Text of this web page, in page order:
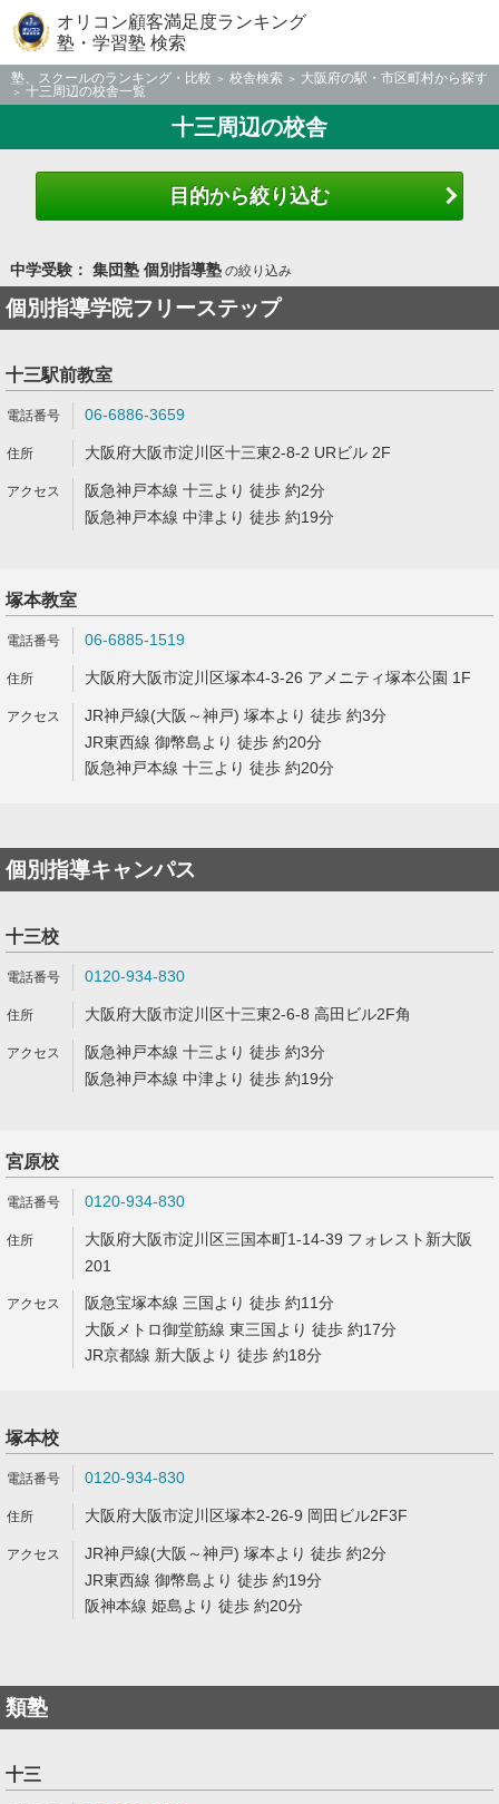
オリコン顧客満足度ランキング
塾・学習塾 検索
塾、スクールのランキング・比較 校舎検索
大阪府の駅・市区町村から探す
十三周辺の校舎一覧
十三周辺の校舎
目的から絞り込む
中学受験： 集団塾 個別指導塾の絞り込み
個別指導学院フリーステップ
十三駅前教室
06-6886-3659
大阪府大阪市淀川区十三東2-8-2 URビル 2F
阪急神戸本線 十三より 徒歩 約2分
阪急神戸本線 中津より 徒歩 約19分
塚本教室
06-6885-1519
大阪府大阪市淀川区塚本4-3-26 アメニティ塚本公園 1F
JR神戸線(大阪～神戸) 塚本より 徒歩 約3分
JR東西線 御幣島より 徒歩 約20分
阪急神戸本線 十三より 徒歩 約20分
個別指導キャンパス
十三校
0120-934-830
大阪府大阪市淀川区十三東2-6-8 高田ビル2F角
阪急神戸本線 十三より 徒歩 約3分
阪急神戸本線 中津より 徒歩 約19分
宮原校
0120-934-830
大阪府大阪市淀川区三国本町1-14-39 フォレスト新大阪
201
阪急宝塚本線 三国より 徒歩 約11分
大阪メトロ御堂筋線 東三国より 徒歩 約17分
JR京都線 新大阪より 徒歩 約18分
塚本校
0120-934-830
大阪府大阪市淀川区塚本2-26-9 岡田ビル2F3F
JR神戸線(大阪～神戸) 塚本より 徒歩 約2分
JR東西線 御幣島より 徒歩 約19分
阪神本線 姫島より 徒歩 約20分
類塾
十三